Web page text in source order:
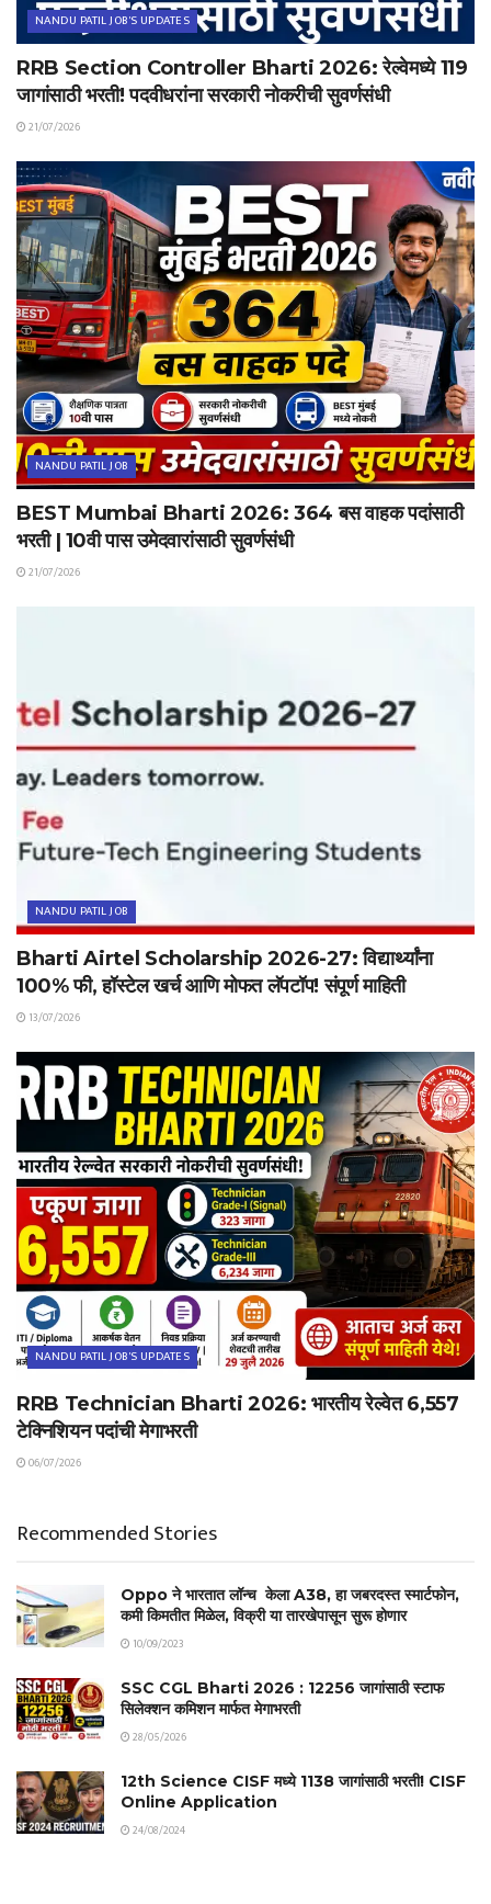
NANDU PATIL JOB'S UPDATES
RRB Section Controller Bharti 2026: रेल्वेमध्ये 119
जागांसाठी भरती! पदवीधरांना सरकारी नोकरीची सुवर्णसंधी
21/07/2026
NANDU PATIL JOB
BEST Mumbai Bharti 2026: 364 बस वाहक पदांसाठी
भरती | 10वी पास उमेदवारांसाठी सुवर्णसंधी
21/07/2026
NANDU PATIL JOB
Bharti Airtel Scholarship 2026-27: विद्यार्थ्यांना
100% फी, हॉस्टेल खर्च आणि मोफत लॅपटॉप! संपूर्ण माहिती
13/07/2026
NANDU PATIL JOB'S UPDATES
RRB Technician Bharti 2026: भारतीय रेल्वेत 6,557
टेक्निशियन पदांची मेगाभरती
06/07/2026
Recommended Stories
Oppo ने भारतात लॉन्च केला A38, हा जबरदस्त स्मार्टफोन,
कमी किमतीत मिळेल, विक्री या तारखेपासून सुरू होणार
10/09/2023
SSC CGL Bharti 2026 : 12256 जागांसाठी स्टाफ
सिलेक्शन कमिशन मार्फत मेगाभरती
28/05/2026
12th Science CISF मध्ये 1138 जागांसाठी भरती! CISF
Online Application
24/08/2024